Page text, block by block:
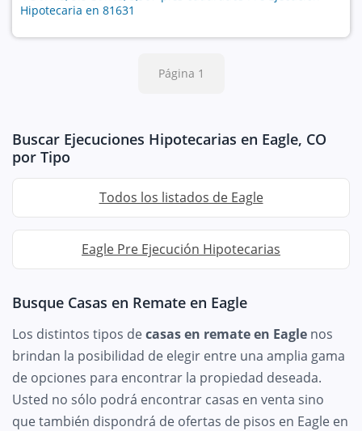
Hipotecaria en 81631
Página 1
Buscar Ejecuciones Hipotecarias en Eagle, CO
por Tipo
Todos los listados de Eagle
Eagle Pre Ejecución Hipotecarias
Busque Casas en Remate en Eagle
Los distintos tipos decasas en remate en Eagle nos
brindan la posibilidad de elegir entre una amplia gama
de opciones para encontrar la propiedad deseada.
Usted no sólo podrá encontrar casas en venta sino
que también dispondrá de ofertas de pisos en Eagle en